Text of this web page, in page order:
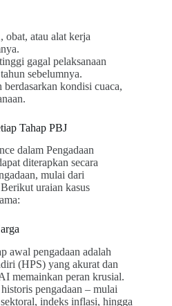
atau alat kerja
gagal pelaksanaan
sebelumnya.
berdasarkan kondisi cuaca,
Tahap PBJ
dalam Pengadaan
diterapkan secara
mulai dari
uraian kasus
awal pengadaan adalah
(HPS) yang akurat dan
memainkan peran krusial.
pengadaan – mulai
indeks inflasi, hingga